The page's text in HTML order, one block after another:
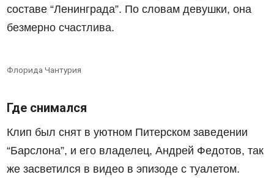
составе “Ленинграда”. По словам девушки, она
безмерно счастлива.
Флорида Чантурия
Где снимался
Клип был снят в уютном Питерском заведении
“Барслона”, и его владелец, Андрей Федотов, так
же засветился в видео в эпизоде с туалетом.